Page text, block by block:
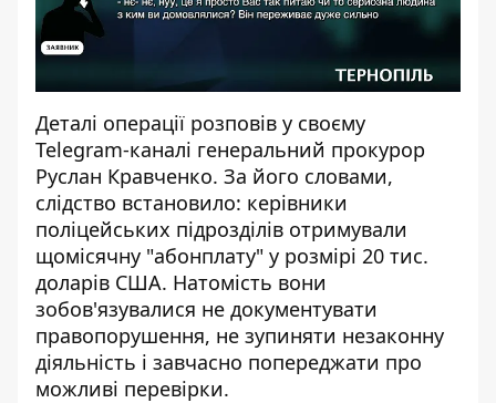
Деталі операції розповів у своєму
Telegram-каналі генеральний прокурор
Руслан Кравченко. За його словами,
слідство встановило: керівники
поліцейських підрозділів отримували
щомісячну "абонплату" у розмірі 20 тис.
доларів США. Натомість вони
зобов'язувалися не документувати
правопорушення, не зупиняти незаконну
діяльність і завчасно попереджати про
можливі перевірки.